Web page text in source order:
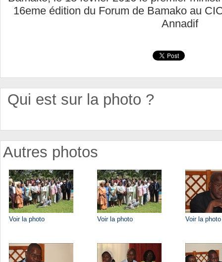
16eme édition du Forum de Bamako au
Annadif
Qui est sur la photo ?
Autres photos
Voir la photo Voir la photo Voir la photo